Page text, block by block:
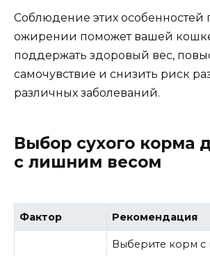
Соблюдение этих особенностей
ожирении поможет вашей
поддержать здоровый вес,
самочувствие и снизить риск
различных заболеваний.
Выбор сухого корма
с лишним весом
Фактор Рекомендация
Выберите корм с